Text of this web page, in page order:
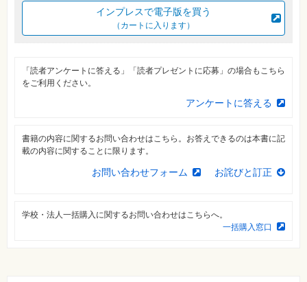
ー
覧
覧
インプレスで電子版を買う
（カートに入ります）
「読者アンケートに答える」「読者プレゼントに応募」の場合もこちら
をご利用ください。
アンケートに答える
書籍の内容に関するお問い合わせはこちら。お答えできるのは本書に記
載の内容に関することに限ります。
お問い合わせフォーム お詫びと訂正
学校・法人一括購入に関するお問い合わせはこちらへ。
一括購入窓口